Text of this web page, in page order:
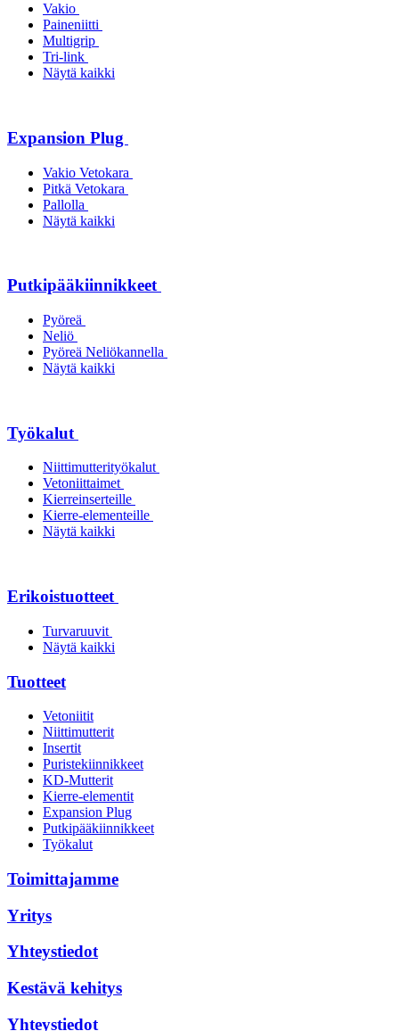
Vakio
Paineniitti
Multigrip
Tri-link
Näytä kaikki
Expansion Plug
Vakio Vetokara
Pitkä Vetokara
Pallolla
Näytä kaikki
Putkipääkiinnikkeet
Pyöreä
Neliö
Pyöreä Neliökannella
Näytä kaikki
Työkalut
Niittimutterityökalut
Vetoniittaimet
Kierreinserteille
Kierre-elementeille
Näytä kaikki
Erikoistuotteet
Turvaruuvit
Näytä kaikki
Tuotteet
Vetoniitit
Niittimutterit
Insertit
Puristekiinnikkeet
KD-Mutterit
Kierre-elementit
Expansion Plug
Putkipääkiinnikkeet
Työkalut
Toimittajamme
Yritys
Yhteystiedot
Kestävä kehitys
Yhteystiedot